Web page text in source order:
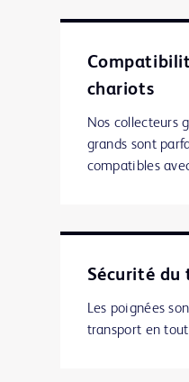
chariots
Nos collecteurs
grands sont
compatibles
Sécurité du
Les poignées
transport en